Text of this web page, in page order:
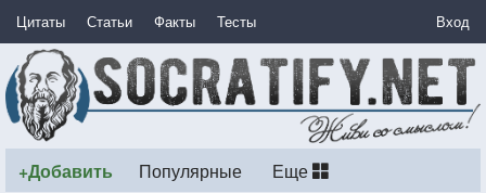
Цитаты Статьи Факты Тесты Вход
+Добавить Популярные Еще